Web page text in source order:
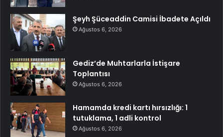
Şeyh Şüceaddin Camisi İbadete Açıldı
Ağustos 6, 2026
Gediz’de Muhtarlarla İstişare
Toplantısı
Ağustos 6, 2026
Hamamda kredi kartı hırsızlığı: 1
tutuklama, 1 adli kontrol
Ağustos 6, 2026